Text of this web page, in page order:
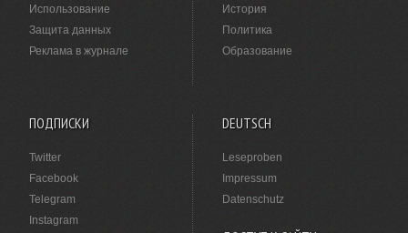
Использование
Защита данных
Реклама в журнале
История
Политика
Образование
ПОДПИСКИ
Twitter
Facebook
Telegram
Instagram
DEUTSCH
Leseproben
Impressum
Datenschutz